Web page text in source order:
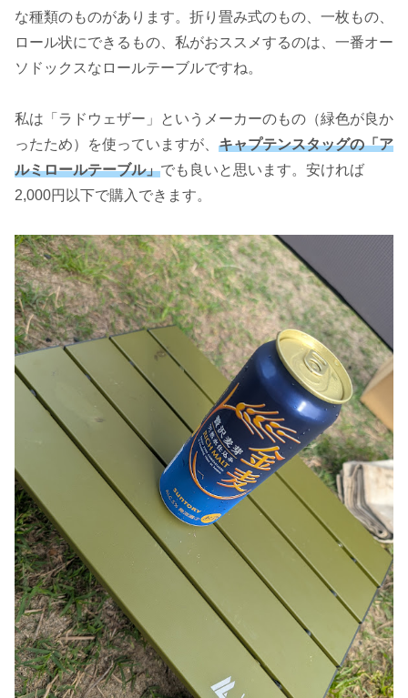
な種類のものがあります。折り畳み式のもの、一枚もの、
ロール状にできるもの、私がおススメするのは、一番オー
ソドックスなロールテーブルですね。
私は「ラドウェザー」というメーカーのもの（緑色が良か
ったため）を使っていますが、 キャプテンスタッグの「ア
ルミロールテーブル」でも良いと思います。安ければ
2,000円以下で購入できます。